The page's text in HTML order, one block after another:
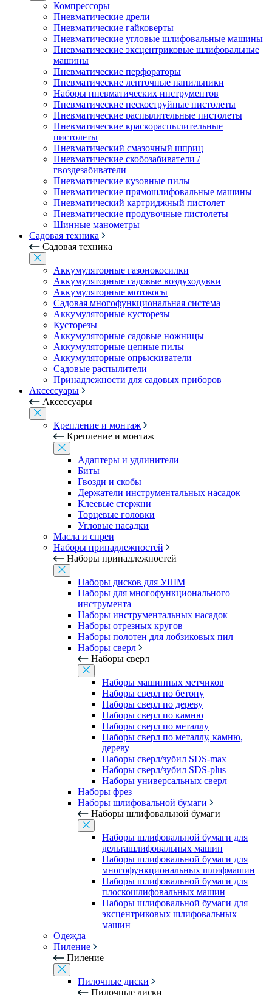
Компрессоры
Пневматические дрели
Пневматические гайковерты
Пневматические угловые шлифовальные машины
Пневматические эксцентриковые шлифовальные
машины
Пневматические перфораторы
Пневматические ленточные напильники
Наборы пневматических инструментов
Пневматические пескоструйные пистолеты
Пневматические распылительные пистолеты
Пневматические краскораспылительные
пистолеты
Пневматический смазочный шприц
Пневматические скобозабиватели /
гвоздезабиватели
Пневматические кузовные пилы
Пневматические прямошлифовальные машины
Пневматический картриджный пистолет
Пневматические продувочные пистолеты
Шинные манометры
Садовая техника
Садовая техника
Аккумуляторные газонокосилки
Аккумуляторные садовые воздуходувки
Аккумуляторные мотокосы
Садовая многофункциональная система
Аккумуляторные кусторезы
Кусторезы
Аккумуляторные садовые ножницы
Аккумуляторные цепные пилы
Аккумуляторные опрыскиватели
Садовые распылители
Принадлежности для садовых приборов
Аксессуары
Аксессуары
Крепление и монтаж
Крепление и монтаж
Адаптеры и удлинители
Биты
Гвозди и скобы
Держатели инструментальных насадок
Клеевые стержни
Торцевые головки
Угловые насадки
Масла и спреи
Наборы принадлежностей
Наборы принадлежностей
Наборы дисков для УШМ
Наборы для многофункционального
инструмента
Наборы инструментальных насадок
Наборы отрезных кругов
Наборы полотен для лобзиковых пил
Наборы сверл
Наборы сверл
Наборы машинных метчиков
Наборы сверл по бетону
Наборы сверл по дереву
Наборы сверл по камню
Наборы сверл по металлу
Наборы сверл по металлу, камню,
дереву
Наборы сверл/зубил SDS-max
Наборы сверл/зубил SDS-plus
Наборы универсальных сверл
Наборы фрез
Наборы шлифовальной бумаги
Наборы шлифовальной бумаги
Наборы шлифовальной бумаги для
дельташлифовальных машин
Наборы шлифовальной бумаги для
многофункциональных шлифмашин
Наборы шлифовальной бумаги для
плоскошлифовальных машин
Наборы шлифовальной бумаги для
эксцентриковых шлифовальных
машин
Одежда
Пиление
Пиление
Пилочные диски
Пилочные диски